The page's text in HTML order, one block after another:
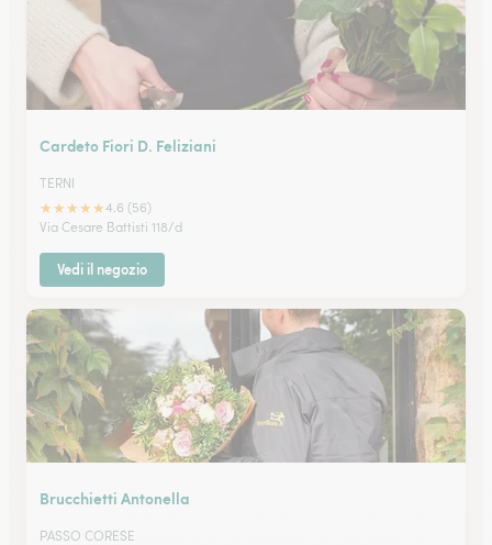
Cardeto Fiori D. Feliziani
TERNI
★★★★★4.6 (56)
Via Cesare Battisti 118/d
Vedi il negozio
Brucchietti Antonella
PASSO CORESE